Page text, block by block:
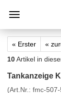
« Erster «
10Artikel in
Tankanzeige
(Art.Nr.: fmc-